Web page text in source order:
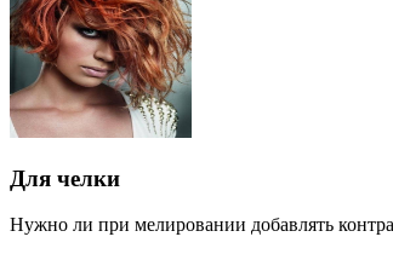
Для челки
Нужно ли при мелировании добавлять